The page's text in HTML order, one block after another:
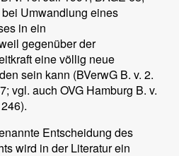
Umwandlung eines
in ein
gegenüber der
eine völlig neue
sein kann (BVerwG B. v. 2.
vgl. auch OVG Hamburg B. v.
Entscheidung des
wird in der Literatur ein